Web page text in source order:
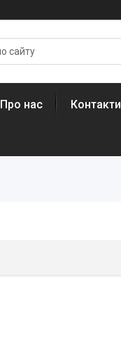
Про нас Контакти